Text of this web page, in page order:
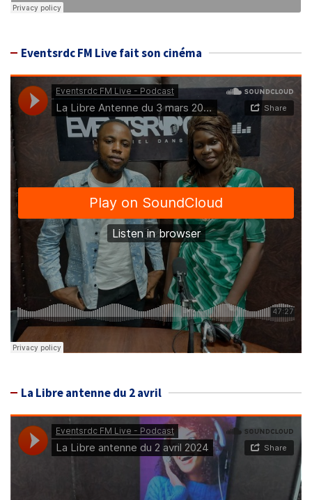
Eventsrdc FM Live fait son cinéma
La Libre antenne du 2 avril